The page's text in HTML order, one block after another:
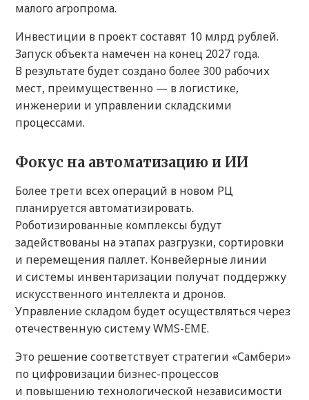
малого агропрома.
Инвестиции в проект составят 10 млрд рублей.
Запуск объекта намечен на конец 2027 года.
В результате будет создано более 300 рабочих
мест, преимущественно — в логистике,
инженерии и управлении складскими
процессами.
Фокус на автоматизацию и ИИ
Более трети всех операций в новом РЦ
планируется автоматизировать.
Роботизированные комплексы будут
задействованы на этапах разгрузки, сортировки
и перемещения паллет. Конвейерные линии
и системы инвентаризации получат поддержку
искусственного интеллекта и дронов.
Управление складом будет осуществляться через
отечественную систему WMS-EME.
Это решение соответствует стратегии «Самбери»
по цифровизации бизнес-процессов
и повышению технологической независимости